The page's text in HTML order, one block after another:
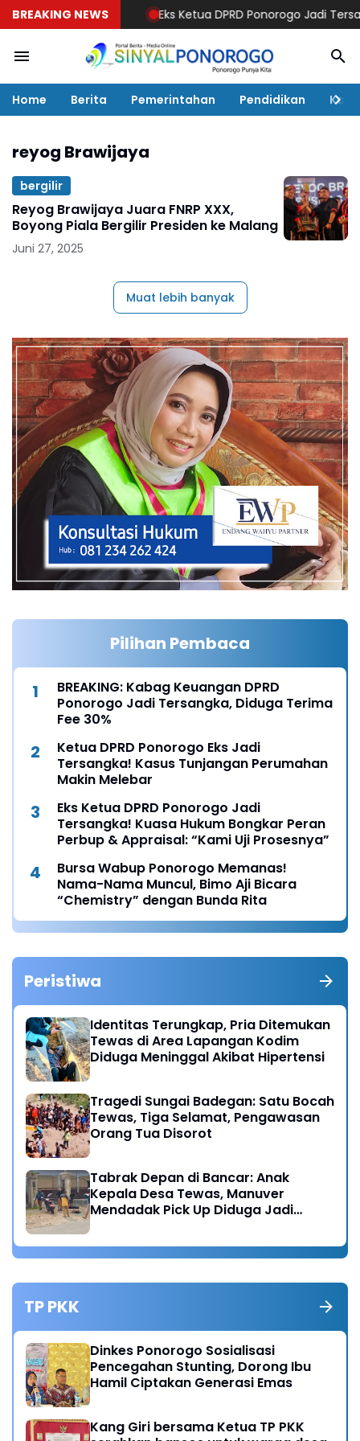
BREAKING NEWS Eks Ketua DPRD Ponorogo Jadi
Home Berita Pemerintahan Pendidikan
reyog Brawijaya
bergilir
Reyog Brawijaya Juara FNRP XXX,
Boyong Piala Bergilir Presiden ke Malang
Juni 27, 2025
Muat lebih banyak
Pilihan Pembaca
BREAKING: Kabag Keuangan DPRD
Ponorogo Jadi Tersangka, Diduga Terima
Fee 30%
Ketua DPRD Ponorogo Eks Jadi
Tersangka! Kasus Tunjangan Perumahan
Makin Melebar
Eks Ketua DPRD Ponorogo Jadi
Tersangka! Kuasa Hukum Bongkar Peran
Perbup & Appraisal: “Kami Uji Prosesnya”
Bursa Wabup Ponorogo Memanas!
Nama-Nama Muncul, Bimo Aji Bicara
“Chemistry” dengan Bunda Rita
Peristiwa
Identitas Terungkap, Pria Ditemukan
Tewas di Area Lapangan Kodim
Diduga Meninggal Akibat Hipertensi
Tragedi Sungai Badegan: Satu Bocah
Tewas, Tiga Selamat, Pengawasan
Orang Tua Disorot
Tabrak Depan di Bancar: Anak
Kepala Desa Tewas, Manuver
Mendadak Pick Up Diduga Jadi
TP PKK
Dinkes Ponorogo Sosialisasi
Pencegahan Stunting, Dorong Ibu
Hamil Ciptakan Generasi Emas
Kang Giri bersama Ketua TP PKK